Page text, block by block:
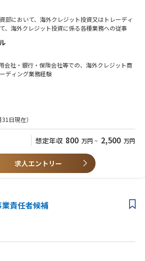
部において、海外クレジット投資又はトレーディ
、海外クレジット投資に係る各種業務への従事
社・銀行・保険会社等での、海外クレジット商
ディング業務経験
ションや英文契約書の読み込みがある程度必要
る人材であれば理想的
か、企業分析経験もあれば尚良し
日現在）
想定年収 800 万円 ~ 2,500 万円
求人エントリー
責任者候補